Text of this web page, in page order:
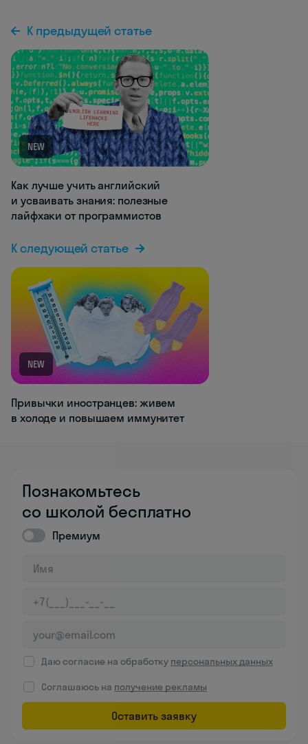
К предыдущей статье
NEW
Как лучше учить английский
и усваивать знания: полезные
лайфхаки от программистов
К следующей статье
NEW
Привычки иностранцев: живем
в холоде и повышаем иммунитет
Познакомьтесь
со школой бесплатно
Премиум
Даю согласие на обработку персональных данных
Соглашаюсь на получение рекламы
Оставить заявку